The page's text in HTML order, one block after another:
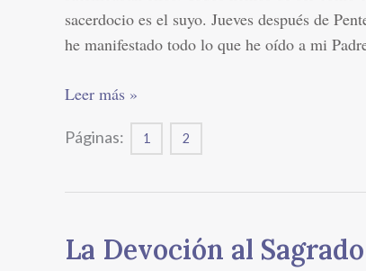
sacerdocio es el suyo. Jueves después de
he manifestado todo lo que he oído a mi
Leer más »
Páginas: 1 2
La Devoción al
La